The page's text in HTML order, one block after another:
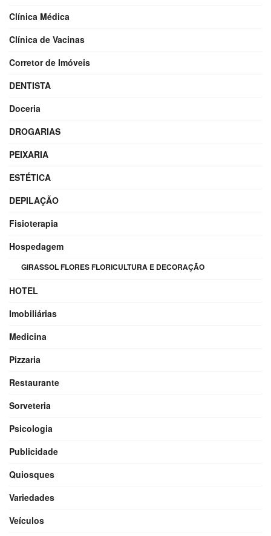
Clínica Médica
Clínica de Vacinas
Corretor de Imóveis
DENTISTA
Doceria
DROGARIAS
PEIXARIA
ESTÉTICA
DEPILAÇÃO
Fisioterapia
Hospedagem
GIRASSOL FLORES FLORICULTURA E DECORAÇÃO
HOTEL
Imobiliárias
Medicina
Pizzaria
Restaurante
Sorveteria
Psicologia
Publicidade
Quiosques
Variedades
Veículos